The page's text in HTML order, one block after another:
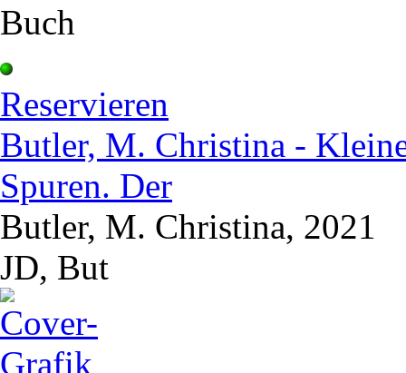
Buch
Reservieren
Butler, M. Christina -
Spuren. Der
Butler, M. Christina, 2021
JD, But